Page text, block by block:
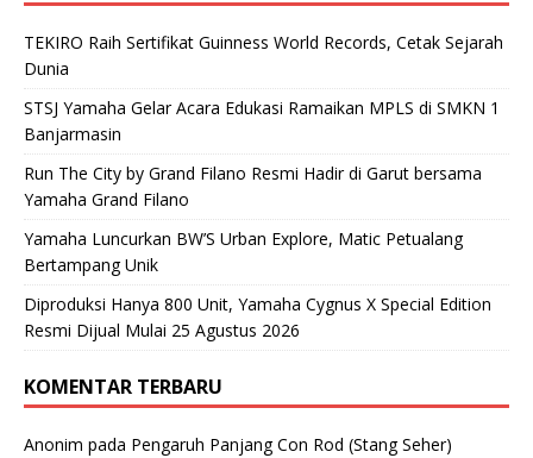
TEKIRO Raih Sertifikat Guinness World Records, Cetak Sejarah
Dunia
STSJ Yamaha Gelar Acara Edukasi Ramaikan MPLS di SMKN 1
Banjarmasin
Run The City by Grand Filano Resmi Hadir di Garut bersama
Yamaha Grand Filano
Yamaha Luncurkan BW’S Urban Explore, Matic Petualang
Bertampang Unik
Diproduksi Hanya 800 Unit, Yamaha Cygnus X Special Edition
Resmi Dijual Mulai 25 Agustus 2026
KOMENTAR TERBARU
Anonim pada Pengaruh Panjang Con Rod (Stang Seher)